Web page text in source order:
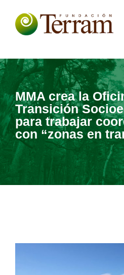
MMA crea la
Transición
para trabajar
con “zonas en